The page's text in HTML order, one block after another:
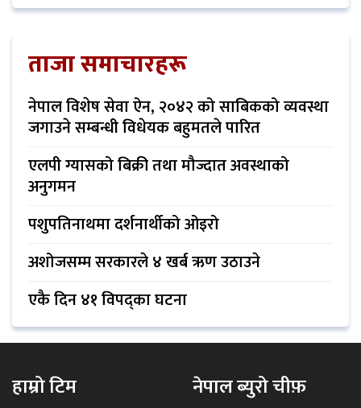
ताजा समाचारहरू
नेपाल विशेष सेवा ऐन, २०४२ को साबिकको व्यवस्था
जगाउने सम्बन्धी विधेयक बहुमतले पारित
एलपी ग्यासको बिक्री तथा मौज्दात अवस्थाको
अनुगमन
पशुपतिनाथमा दर्शनार्थीको ओइरो
अशोजसम्म सरकारले ४ खर्ब ऋण उठाउने
एकै दिन ४१ विपद्का घटना
हाम्रो टिम नेपाल ब्युरो चीफ़